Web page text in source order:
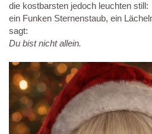
die kostbarsten jedoch leuchten still:
ein Funken Sternenstaub, ein
sagt:
Du bist nicht allein.